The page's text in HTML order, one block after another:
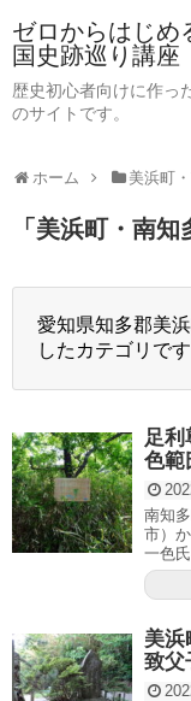
ゼロからはじめ
国史跡巡り講座
歴史初心者向けに作っ
のサイトです。
ホーム 美浜町
「 美浜町・南知
愛知県知多郡美
したカテゴリです
足利
色範
南知
市）
一色
美浜
致父